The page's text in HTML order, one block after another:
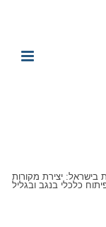
בישראל: יצירת מקורות
כלכלי בנגב ובגליל